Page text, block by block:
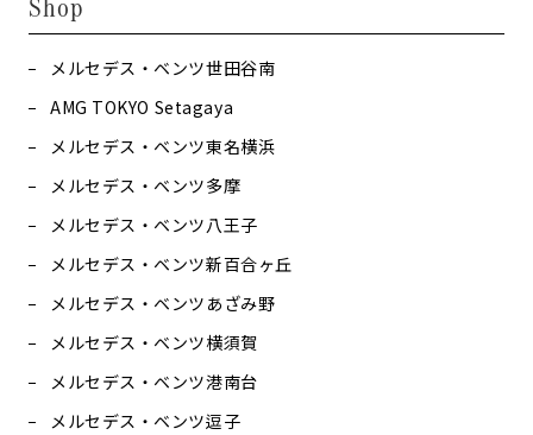
メルセデス・ベンツ世田谷南
AMG TOKYO Setagaya
メルセデス・ベンツ東名横浜
メルセデス・ベンツ多摩
メルセデス・ベンツ八王子
メルセデス・ベンツ新百合ヶ丘
メルセデス・ベンツあざみ野
メルセデス・ベンツ横須賀
メルセデス・ベンツ港南台
メルセデス・ベンツ逗子